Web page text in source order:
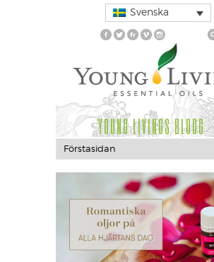
Svenska
YOUNG LIVINGS BLOGG